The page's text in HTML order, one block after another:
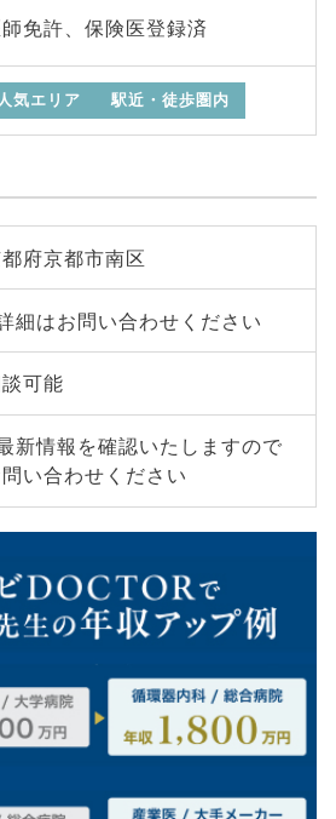
免許、保険医登録済
人気エリア 駅近・徒歩圏内
府京都市南区
細はお問い合わせください
可能
新情報を確認いたしますので
い合わせください